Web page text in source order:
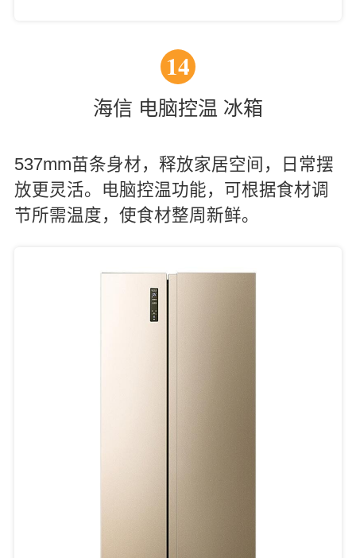
14
海信 电脑控温 冰箱
537mm苗条身材，释放家居空间，日常摆
放更灵活。电脑控温功能，可根据食材调
节所需温度，使食材整周新鲜。